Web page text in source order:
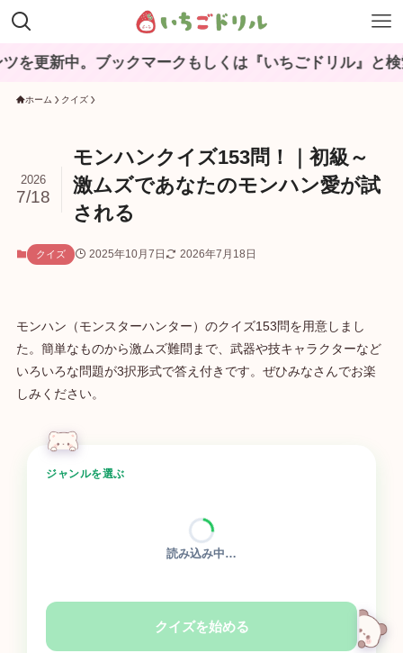
。ブックマークもしくは『いちごドリル』と検索してね
ホーム クイズ
モンハンクイズ153問！｜初級～
激ムズであなたのモンハン愛が試
される
2026
7/18
クイズ 2025年10月7日 2026年7月18日
モンハン（モンスターハンター）のクイズ153問を用意しまし
た。簡単なものから激ムズ難問まで、武器や技キャラクターなど
いろいろな問題が3択形式で答え付きです。ぜひみなさんでお楽
しみください。
ジャンルを選ぶ
読み込み中…
クイズを始める